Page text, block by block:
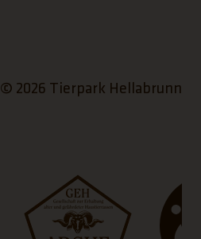
© 2026 Tierpark Hellabrunn